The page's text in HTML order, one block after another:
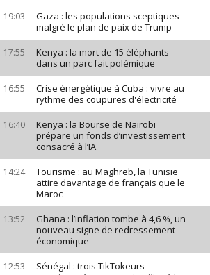
19:03
Gaza : les populations sceptiques
malgré le plan de paix de Trump
17:55
Kenya : la mort de 15 éléphants
dans un parc fait polémique
16:55
Crise énergétique à Cuba : vivre au
rythme des coupures d'électricité
16:40
Kenya : la Bourse de Nairobi
prépare un fonds d’investissement
consacré à l’IA
14:24
Tourisme : au Maghreb, la Tunisie
attire davantage de français que le
Maroc
13:52
Ghana : l’inflation tombe à 4,6 %, un
nouveau signe de redressement
économique
12:53
Sénégal : trois TikTokeurs